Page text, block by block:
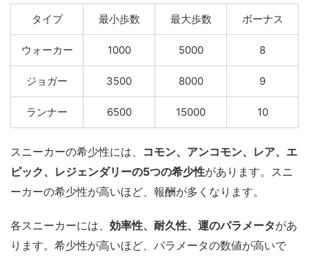
タイプ 最小歩数 最大歩数 ボーナス
ウォーカー 1000 5000 8
ジョガー 3500 8000 9
ランナー 6500 15000 10
スニーカーの希少性には、 コモン、アンコモン、レア、エ
ピック、レジェンダリーの5つの希少性があります。スニ
ーカーの希少性が高いほど、報酬が多くなります。
各スニーカーには、 効率性、耐久性、運のパラメータがあ
ります。希少性が高いほど、パラメータの数値が高いで